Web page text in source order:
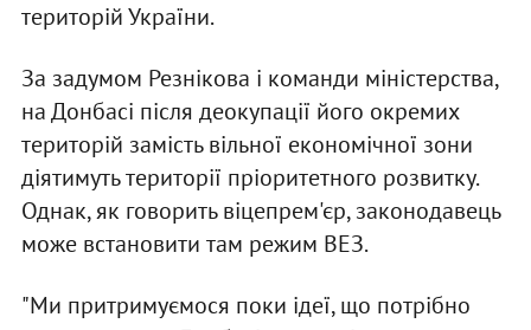
територій України.
За задумом Резнікова і команди міністерства,
на Донбасі після деокупації його окремих
територій замість вільної економічної зони
діятимуть території пріоритетного розвитку.
Однак, як говорить віцепрем'єр, законодавець
може встановити там режим ВЕЗ.
"Ми притримуємося поки ідеї, що потрібно